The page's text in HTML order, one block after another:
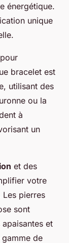
énergétique.
unique
bracelet est
utilisant des
ou la
à
un
et des
votre
pierres
sont
et
de